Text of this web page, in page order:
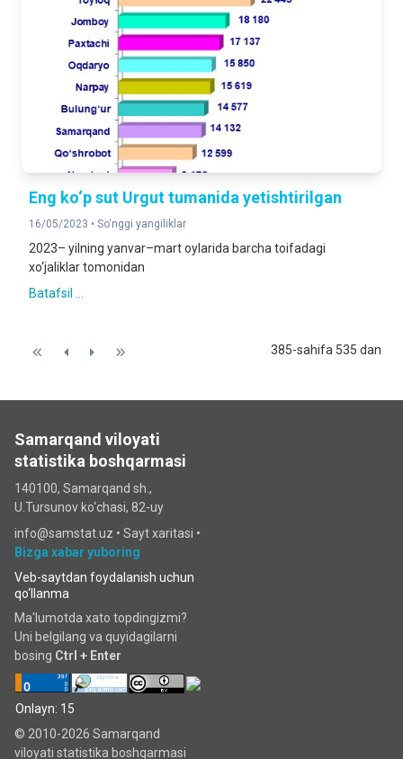
Eng ko‘p sut Urgut tumanida yetishtirilgan
16/05/2023 • So‘nggi yangiliklar
2023– yilning yanvar–mart oylarida barcha toifadagi
xo‘jaliklar tomonidan
Batafsil ...
385-sahifa 535 dan
Samarqand viloyati
statistika boshqarmasi
140100, Samarqand sh.,
U.Tursunov ko‘chаsi, 82-uy
info@samstat.uz • Sayt xaritasi •
Bizga xabar yuboring
Veb-saytdan foydalanish uchun
qo‘llanma
Ma'lumotda xato topdingizmi?
Uni belgilang va quyidagilarni
bosing Ctrl + Enter
Onlayn: 15
© 2010-2026 Samarqand
viloyati statistika boshqarmasi